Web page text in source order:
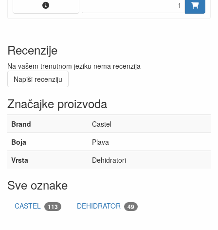
Recenzije
Na vašem trenutnom jeziku nema recenzija
Napiši recenziju
Značajke proizvoda
Brand
Castel
Boja
Plava
Vrsta
Dehidratori
Sve oznake
CASTEL 113 DEHIDRATOR 49